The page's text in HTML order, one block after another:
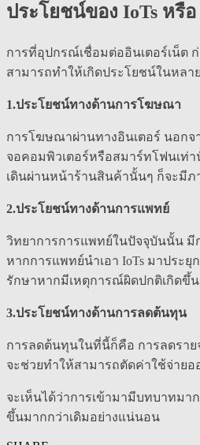
ประโยชน์ของ IoTs หรื
การที่อุปกรณ์เชื่อมต่ออินเตอร์เน็ต
สามารถทำให้เกิดประโยชน์ในหล
1.ประโยชน์ทางด้านการโฆษณา
การโฆษณาผ่านทางอินเตอร์ นอกจ
จอคอมพิวเตอร์หรือสมาร์ทโฟนเท่
เดินผ่านหน้าร้านสินค้านั้นๆ ก็จะมีภ
2.ประโยชน์ทางด้านการแพทย์
วิทยาการการแพทย์ในปัจจุบันนั้น มี
หากการแพทย์นำเอา IoTs มาประ
รักษาหากมีเหตุการณ์ผิดปกติเกิดขึ้
3.ประโยชน์ทางด้านการลดต้นทุน
การลดต้นทุนในที่นี้ก็คือ การลดราย
จะช่วยทำให้สามารถตัดค่าใช้จ่าย
จะเห็นได้ว่าการเข้ามามีบทบาทมา
ขึ้นมากกว่าเดิมอย่างแน่นอน